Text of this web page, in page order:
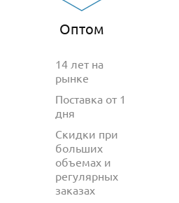
Оптом
14 лет на
рынке
Поставка от 1
дня
Скидки при
больших
объемах и
регулярных
заказах